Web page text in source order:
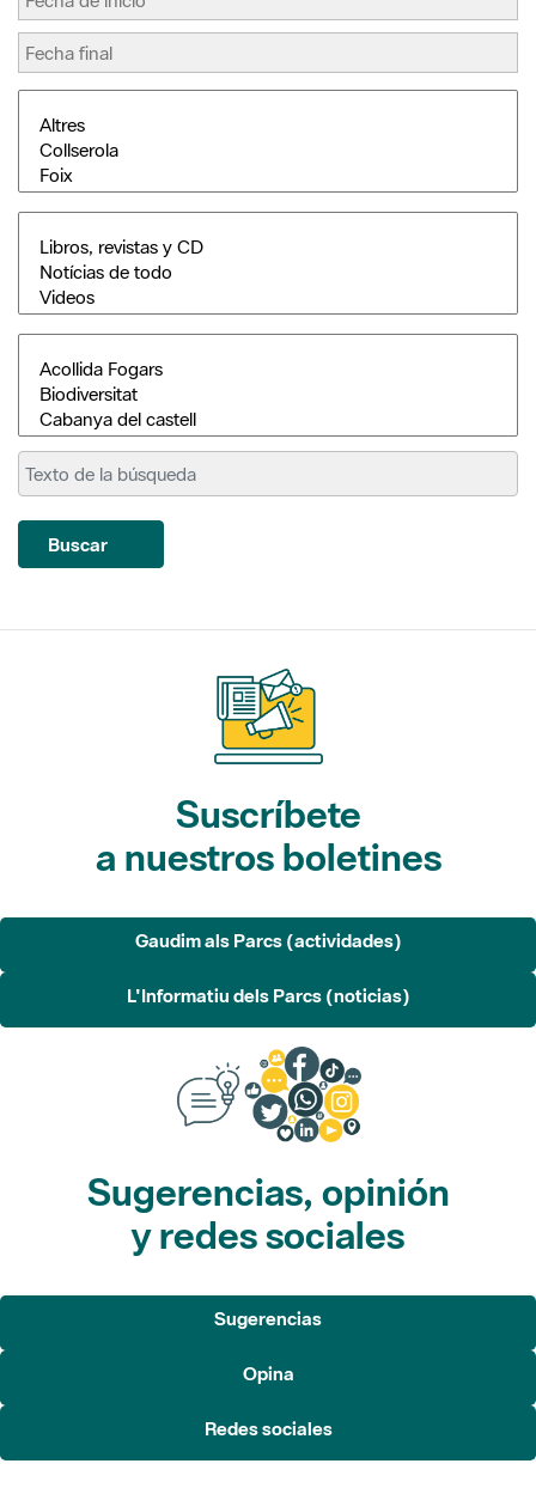
Buscar
Suscríbete
a nuestros boletines
Gaudim als Parcs (actividades)
L'Informatiu dels Parcs (noticias)
Sugerencias, opinión
y redes sociales
Sugerencias
Opina
Redes sociales